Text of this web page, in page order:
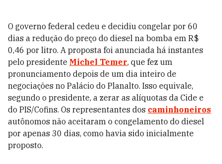
O governo federal cedeu e decidiu congelar por 60
dias a redução do preço do diesel na bomba em R$
0,46 por litro. A proposta foi anunciada há instantes
pelo presidente Michel Temer, que fez um
pronunciamento depois de um dia inteiro de
negociações no Palácio do Planalto. Isso equivale,
segundo o presidente, a zerar as alíquotas da Cide e
do PIS/Cofins. Os representantes dos caminhoneiros
autônomos não aceitaram o congelamento do diesel
por apenas 30 dias, como havia sido inicialmente
proposto.